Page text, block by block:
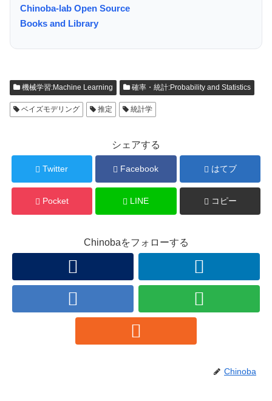
Chinoba-lab Open Source
Books and Library
機械学習:Machine Learning 確率・統計:Probability and Statistics
ベイズモデリング 推定 統計学
シェアする
Twitter Facebook はてブ
Pocket LINE コピー
Chinobaをフォローする
Chinoba